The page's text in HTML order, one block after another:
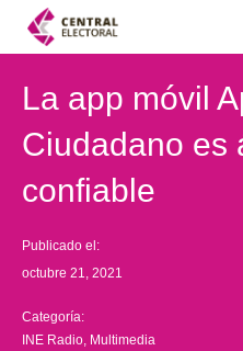
La app móvil
Ciudadano es
confiable
Publicado el:
octubre 21, 2021
Categoría:
INE Radio Multimedia